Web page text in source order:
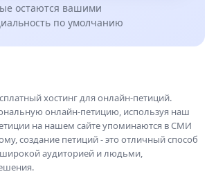
остаются вашими
по умолчанию
хостинг для онлайн-петиций.
онлайн-петицию, используя наш
на нашем сайте упоминаются в СМИ
создание петиций - это отличный способ
аудиторией и людьми,